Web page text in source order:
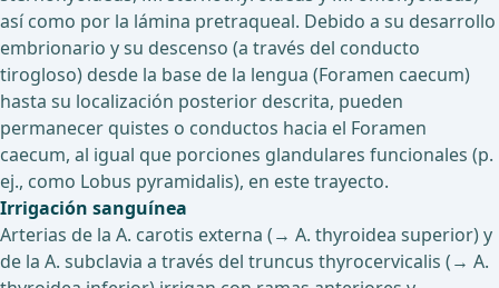
así como por la lámina pretraqueal. Debido a su desarrollo
embrionario y su descenso (a través del conducto
tirogloso) desde la base de la lengua (Foramen caecum)
hasta su localización posterior descrita, pueden
permanecer quistes o conductos hacia el Foramen
caecum, al igual que porciones glandulares funcionales (p.
ej., como Lobus pyramidalis), en este trayecto.
Irrigación sanguínea
Arterias de la A. carotis externa (→ A. thyroidea superior) y
de la A. subclavia a través del truncus thyrocervicalis (→ A.